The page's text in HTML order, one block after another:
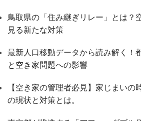
鳥取県の「住み継ぎリレー」とは？
見る新たな対策
最新人口移動データから読み解く！
と空き家問題への影響
【空き家の管理者必見】家じまいの
の現状と対策とは。